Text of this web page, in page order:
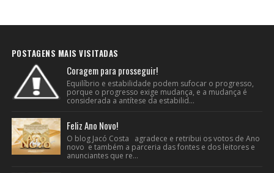
POSTAGENS MAIS VISITADAS
Coragem para prosseguir!
Equilíbrio e estabilidade podem sufocar o progresso,
porque o progresso exige mudança, e a mudança é
considerada a antítese da estabilid...
Feliz Ano Novo!
O blog Jacó Costa agradece e retribui os votos de Ano
novo e também a parceria das fontes e dos leitores e
anunciantes que re...